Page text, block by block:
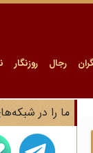
رجال روزنگار
ما را در